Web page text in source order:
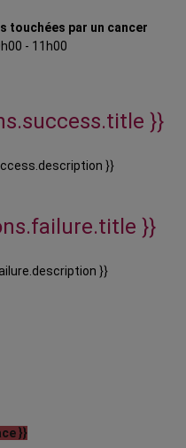
touchées par un cancer
- 11h00
}}
}}
}}
}}
}}